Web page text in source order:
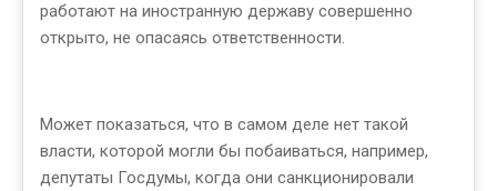
работают на иностранную державу совершенно
открыто, не опасаясь ответственности.
Может показаться, что в самом деле нет такой
власти, которой могли бы побаиваться, например,
депутаты Госдумы, когда они санкционировали